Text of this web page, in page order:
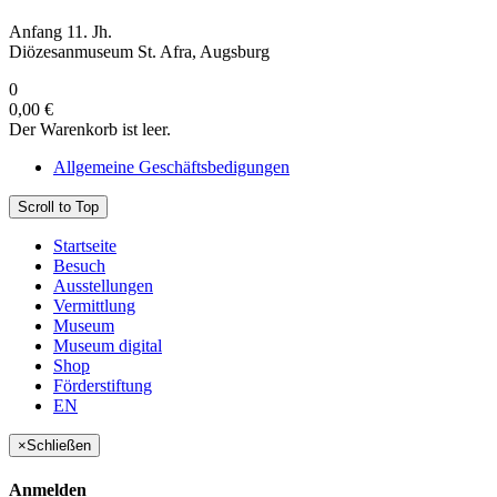
Anfang 11. Jh.
Diözesanmuseum St. Afra, Augsburg
0
0,00 €
Der Warenkorb ist leer.
Allgemeine Geschäftsbedigungen
Scroll to Top
Startseite
Besuch
Ausstellungen
Vermittlung
Museum
Museum digital
Shop
Förderstiftung
EN
×Schließen
Anmelden